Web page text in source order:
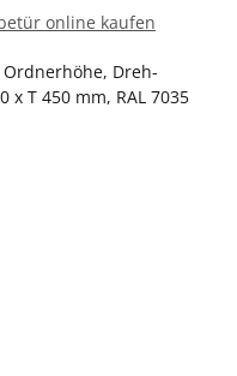
online kaufen
Dreh-
x T 450 mm, RAL 7035